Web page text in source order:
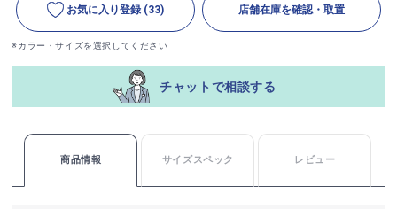
お気に入り登録 (33) 店舗在庫を確認・取置
※カラー・サイズを選択してください
チャットで相談する
商品情報 サイズスペック レビュー